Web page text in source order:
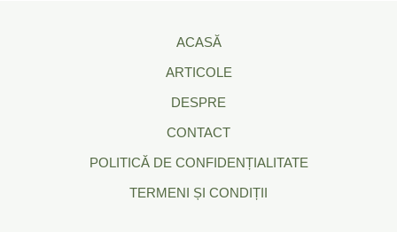
ACASĂ
ARTICOLE
DESPRE
CONTACT
POLITICĂ DE CONFIDENȚIALITATE
TERMENI ȘI CONDIȚII